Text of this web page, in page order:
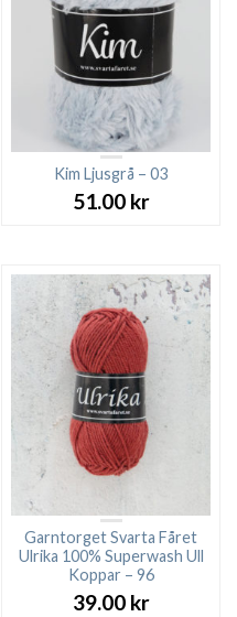
Kim Ljusgrå – 03
51.00 kr
Garntorget Svarta Fåret
Ulrika 100% Superwash Ull
Koppar – 96
39.00 kr